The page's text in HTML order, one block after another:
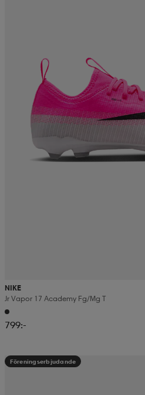
NIKE
Jr Vapor 17 Academy Fg/mg T
799:-
Föreningserbjudande